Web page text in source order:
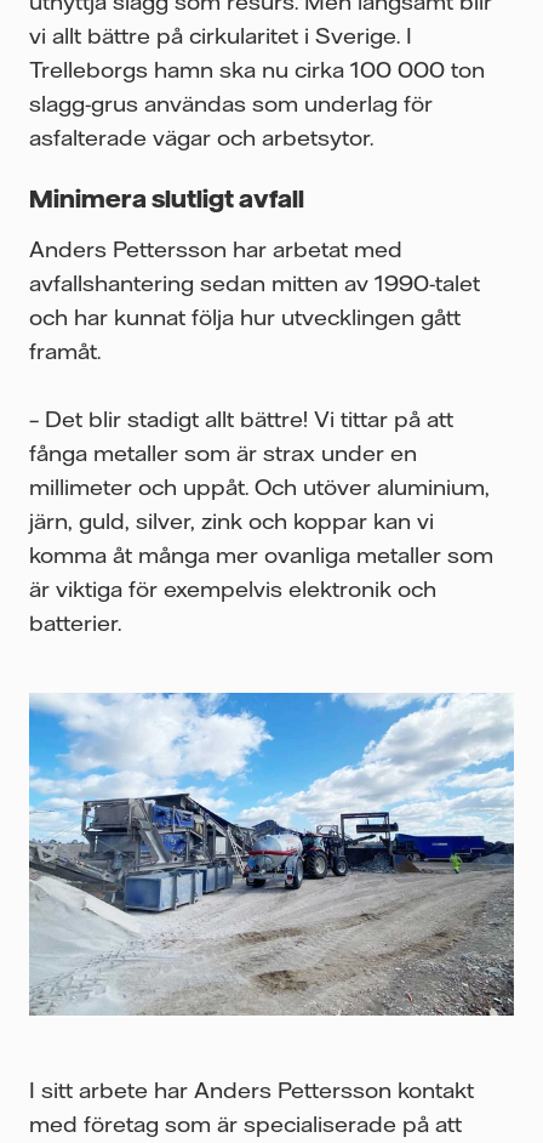
vi allt bättre på cirkularitet i Sverige. I
Trelleborgs hamn ska nu cirka 100 000 ton
slagg-grus användas som underlag för
asfalterade vägar och arbetsytor.
Minimera slutligt avfall
Anders Pettersson har arbetat med
avfallshantering sedan mitten av 1990-talet
och har kunnat följa hur utvecklingen gått
framåt.
– Det blir stadigt allt bättre! Vi tittar på att
fånga metaller som är strax under en
millimeter och uppåt. Och utöver aluminium,
järn, guld, silver, zink och koppar kan vi
komma åt många mer ovanliga metaller som
är viktiga för exempelvis elektronik och
batterier.
I sitt arbete har Anders Pettersson kontakt
med företag som är specialiserade på att